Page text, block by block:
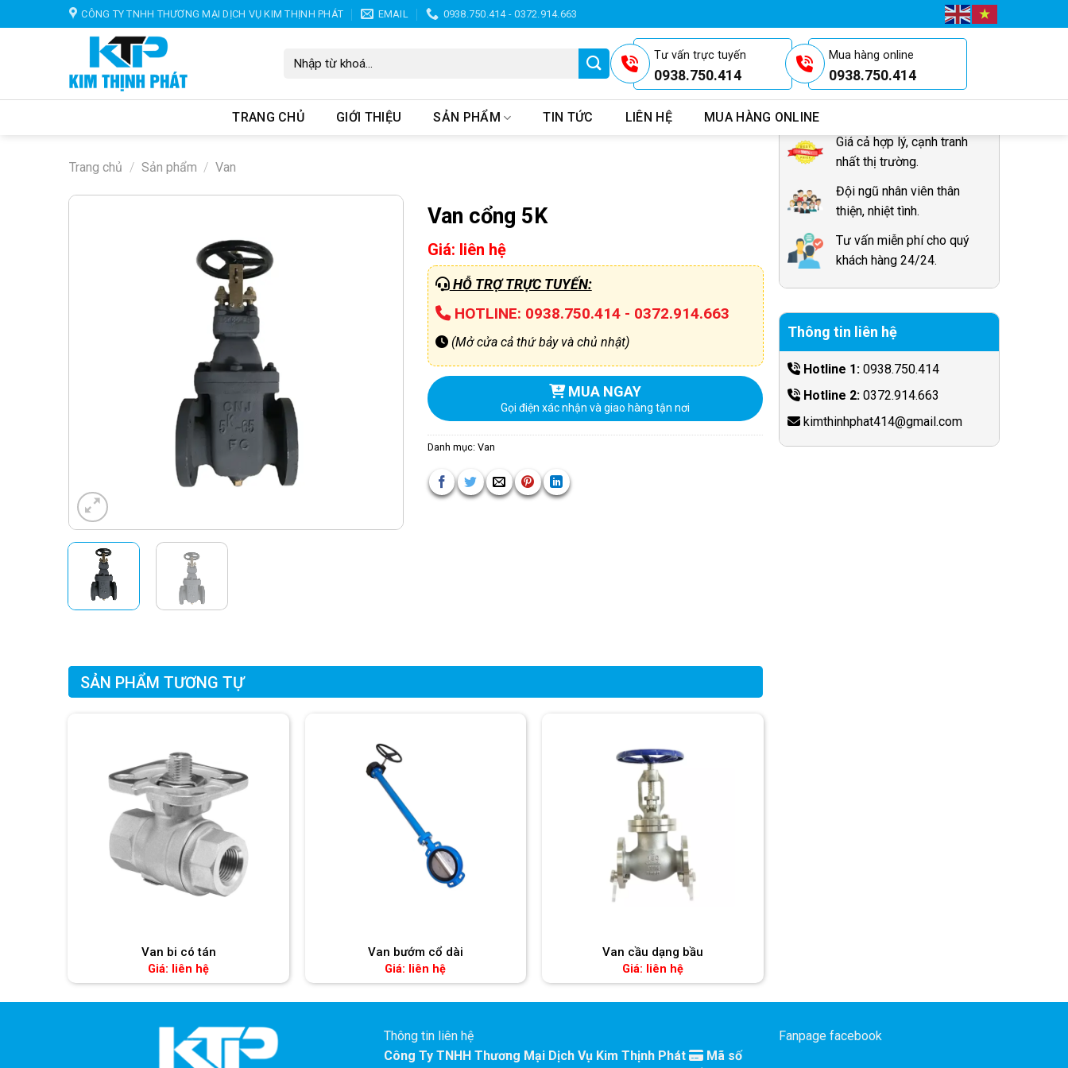
to
CÔNG TY TNHH THƯƠNG MẠI DỊCH VỤ KIM THỊNH PHÁT EMAIL 0938.750.414 - 0372.914.663
Tìm
Tư vấn trực tuyến
0938.750.414
Mua hàng online
0938.750.414
TRANG CHỦ GIỚI THIỆU SẢN PHẨM TIN TỨC LIÊN HỆ MUA HÀNG ONLINE
Trang chủ / Sản phẩm / Van
Cam kết với khách hàng
Dịch vụ và sản phẩm chất
Giá cả hợp lý, cạnh tranh
nhất thị trường.
Đội ngũ nhân viên thân
thiện, nhiệt tình.
Tư vấn miễn phí cho quý
khách hàng 24/24.
Thông tin liên hệ
Hotline 1:0938.750.414
Hotline 2:0372.914.663
kimthinhphat414@gmail.com
Van cổng 5K
Giá: liên hệ
HỖ TRỢ TRỰC TUYẾN:
HOTLINE: 0938.750.414 - 0372.914.663
(Mở cửa cả thứ bảy và chủ nhật)
MUA NGAY
Gọi điện xác nhận và giao hàng tận nơi
Danh mục: Van
SẢN PHẨM TƯƠNG TỰ
Van bi có tán
Giá: liên hệ
Van bướm cổ dài
Giá: liên hệ
Van cầu dạng bầu
Giá: liên hệ
Thông tin liên hệ
Công Ty TNHH Thương Mại Dịch Vụ Kim Thịnh Phát
Mã số
Fanpage facebook